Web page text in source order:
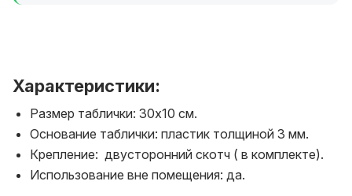
Характеристики:
Размер таблички: 30х10 см.
Основание таблички: пластик толщиной 3 мм.
Крепление: двусторонний скотч ( в комплекте).
Использование вне помещения: да.